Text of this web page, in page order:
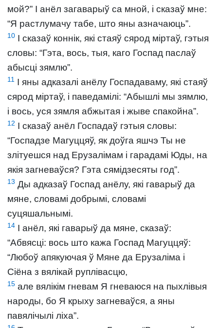
мой?” І анёл загаварыў са мной, і сказаў мне:
“Я растлумачу табе, што яны азначаюць”.
10 І сказаў коннік, які стаяў сярод міртаў, гэтыя
словы: “Гэта, вось, тыя, каго Госпад паслаў
абысці зямлю”.
11 І яны адказалі анёлу Госпадаваму, які стаяў
сярод міртаў, і паведамілі: “Абышлі мы зямлю,
і вось, уся зямля абжытая і жыве спакойна”.
12 І сказаў анёл Госпадаў гэтыя словы:
“Госпадзе Магуццяў, як доўга яшчэ Ты не
злітуешся над Ерузалімам і гарадамі Юды, на
якія загневаўся? Гэта сямідзесяты год”.
13 Ды адказаў Госпад анёлу, які гаварыў да
мяне, словамі добрымі, словамі
суцяшальнымі.
14 І анёл, які гаварыў да мяне, сказаў:
“Абвясці: вось што кажа Госпад Магуццяў:
“Любоў апякуючая ў Мяне да Ерузаліма і
Сіёна з вялікай руплівасцю,
15 але вялікім гневам Я гневаюся на пыхлівыя
народы, бо Я крыху загневаўся, а яны
павялічылі ліха”.